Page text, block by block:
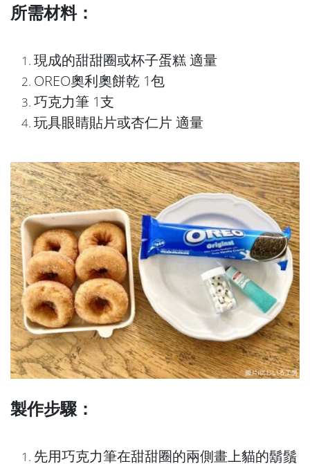
所需材料：
現成的甜甜圈或杯子蛋糕 適量
OREO奧利奧餅乾 1包
巧克力筆 1支
玩具眼睛貼片或杏仁片 適量
製作步驟：
先用巧克力筆在甜甜圈的兩側畫上貓的鬍鬚